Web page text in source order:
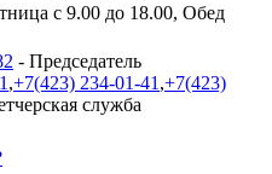
с 9.00 до 18.00, Обед
- Председатель
,+7(423) 234-01-41 ,+7(423)
служба